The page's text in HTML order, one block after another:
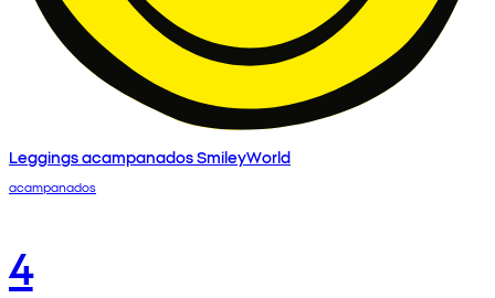
Leggings acampanados SmileyWorld
acampanados
4